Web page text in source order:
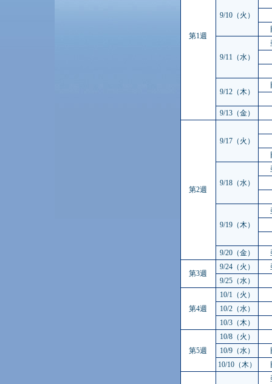
第1週
9/10（火）
9/11（水）
9/12（木）
9/13（金）
第2週
9/17（火）
9/18（水）
9/19（木）
9/20（金）
第3週
9/24（火）
9/25（水）
第4週
10/1（火）
10/2（水）
10/3（木）
第5週
10/8（火）
10/9（水）
10/10（木）